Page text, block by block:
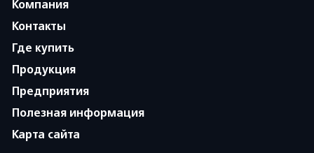
Компания
Контакты
Где купить
Продукция
Предприятия
Полезная информация
Карта сайта